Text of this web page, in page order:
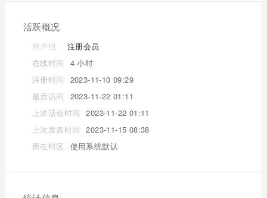
活跃概况
用户组
注册会员
在线时间
4 小时
注册时间
2023-11-10 09:29
最后访问
2023-11-22 01:11
上次活动时间 2023-11-22 01:11
上次发表时间 2023-11-15 08:38
所在时区
使用系统默认